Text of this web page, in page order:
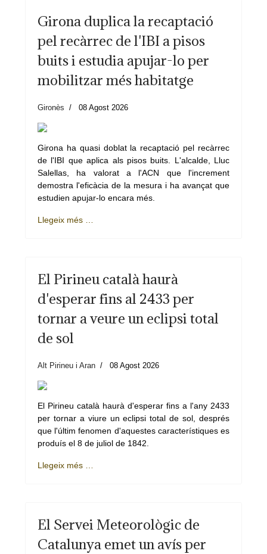
Girona duplica la recaptació
pel recàrrec de l'IBI a pisos
buits i estudia apujar-lo per
mobilitzar més habitatge
Gironès 08 Agost 2026
Girona ha quasi doblat la recaptació pel recàrrec
de l'IBI que aplica als pisos buits. L'alcalde, Lluc
Salellas, ha valorat a l'ACN que l'increment
demostra l'eficàcia de la mesura i ha avançat que
estudien apujar-lo encara més.
Llegeix més …
El Pirineu català haurà
d'esperar fins al 2433 per
tornar a veure un eclipsi total
de sol
Alt Pirineu i Aran 08 Agost 2026
El Pirineu català haurà d'esperar fins a l'any 2433
per tornar a viure un eclipsi total de sol, després
que l'últim fenomen d'aquestes característiques es
produís el 8 de juliol de 1842.
Llegeix més …
El Servei Meteorològic de
Catalunya emet un avís per